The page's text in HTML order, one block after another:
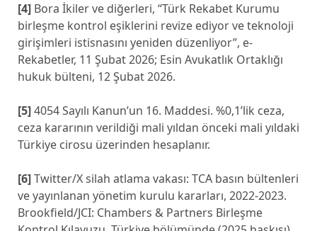
[4] Bora İkiler ve diğerleri, “Türk Rekabet Kurumu
birleşme kontrol eşiklerini revize ediyor ve teknoloji
girişimleri istisnasını yeniden düzenliyor”, e-
Rekabetler, 11 Şubat 2026; Esin Avukatlık Ortaklığı
hukuk bülteni, 12 Şubat 2026.
[5]4054 Sayılı Kanun’un 16. Maddesi. %0,1’lik ceza,
ceza kararının verildiği mali yıldan önceki mali yıldaki
Türkiye cirosu üzerinden hesaplanır.
[6]Twitter/X silah atlama vakası: TCA basın bültenleri
ve yayınlanan yönetim kurulu kararları, 2022-2023.
Brookfield/JCI: Chambers & Partners Birleşme